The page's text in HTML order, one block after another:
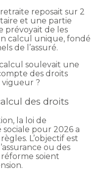
reposait sur 2
et une partie
prévoyait de les
calcul unique, fondé
de l’assuré.
soulevait une
des droits
vigueur ?
des droits
la loi de
pour 2026 a
L’objectif est
ou des
réforme soient